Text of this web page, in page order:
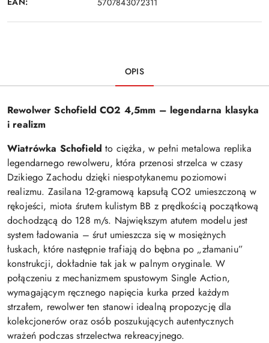
OPIS
Rewolwer Schofield CO2 4,5mm – legendarna klasyka
i realizm
Wiatrówka Schofield to ciężka, w pełni metalowa replika
legendarnego rewolweru, która przenosi strzelca w czasy
Dzikiego Zachodu dzięki niespotykanemu poziomowi
realizmu. Zasilana 12-gramową kapsułą CO2 umieszczoną w
rękojeści, miota śrutem kulistym BB z prędkością początkową
dochodzącą do 128 m/s. Największym atutem modelu jest
system ładowania – śrut umieszcza się w mosiężnych
łuskach, które następnie trafiają do bębna po „złamaniu”
konstrukcji, dokładnie tak jak w palnym oryginale. W
połączeniu z mechanizmem spustowym Single Action,
wymagającym ręcznego napięcia kurka przed każdym
strzałem, rewolwer ten stanowi idealną propozycję dla
kolekcjonerów oraz osób poszukujących autentycznych
wrażeń podczas strzelectwa rekreacyjnego.